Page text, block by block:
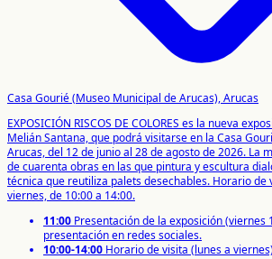
Casa Gourié (Museo Municipal de Arucas), Arucas
EXPOSICIÓN RISCOS DE COLORES es la nueva
Melián Santana, que podrá visitarse en la Casa
Arucas, del 12 de junio al 28 de agosto de 2026. La
de cuarenta obras en las que pintura y escultura
técnica que reutiliza palets desechables. Horario de
viernes, de 10:00 a 14:00.
11:00 Presentación de la exposición (viernes
presentación en redes sociales.
10:00-14:00 Horario de visita (lunes a